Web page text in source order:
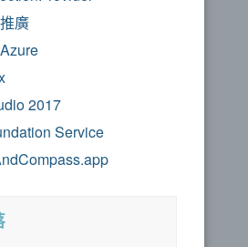
廣
2017
Service